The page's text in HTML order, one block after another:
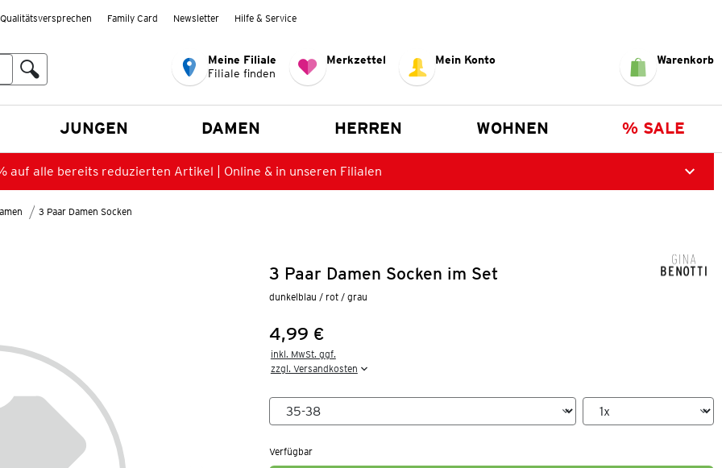
Qualitätsversprechen Family Card Newsletter Hilfe & Service
Meine Filiale
Filiale finden
Merkzettel Mein Konto Warenkorb
JUNGEN DAMEN HERREN WOHNEN % SALE
auf alle bereits reduzierten Artikel | Online & in unseren Filialen
3 Paar Damen Socken
3 Paar Damen Socken im Set
dunkelblau / rot / grau
Preis:
4,99 €
inkl. MwSt. ggf.
zzgl. Versandkosten
Verfügbar